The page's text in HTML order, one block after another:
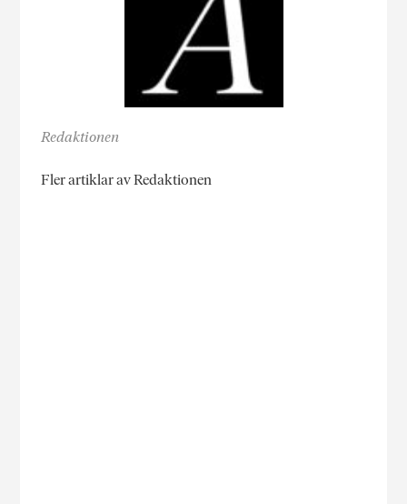
Redaktionen
Fler artiklar av Redaktionen